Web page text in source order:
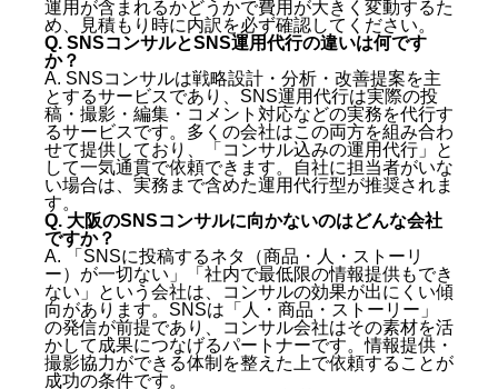
運用が含まれるかどうかで費用が大きく変動するた
め、見積もり時に内訳を必ず確認してください。
Q. SNSコンサルとSNS運用代行の違いは何です
か？
A. SNSコンサルは戦略設計・分析・改善提案を主
とするサービスであり、SNS運用代行は実際の投
稿・撮影・編集・コメント対応などの実務を代行す
るサービスです。多くの会社はこの両方を組み合わ
せて提供しており、「コンサル込みの運用代行」と
して一気通貫で依頼できます。自社に担当者がいな
い場合は、実務まで含めた運用代行型が推奨されま
す。
Q. 大阪のSNSコンサルに向かないのはどんな会社
ですか？
A. 「SNSに投稿するネタ（商品・人・ストーリ
ー）が一切ない」「社内で最低限の情報提供もでき
ない」という会社は、コンサルの効果が出にくい傾
向があります。SNSは「人・商品・ストーリー」
の発信が前提であり、コンサル会社はその素材を活
かして成果につなげるパートナーです。情報提供・
撮影協力ができる体制を整えた上で依頼することが
成功の条件です。